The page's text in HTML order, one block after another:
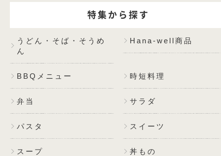
特集から探す
うどん・そば・そうめ
ん
Hana-well商品
BBQメニュー 時短料理
弁当 サラダ
パスタ スイーツ
スープ 丼もの